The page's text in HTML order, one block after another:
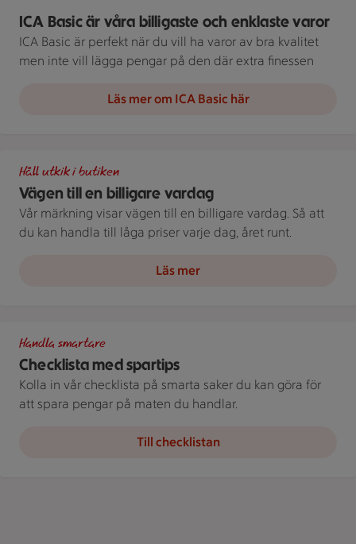
ICA Basic är våra billigaste och enklaste varor
ICA Basic är perfekt när du vill ha varor av bra kvalitet
men inte vill lägga pengar på den där extra finessen
Läs mer om ICA Basic här
Vägen till en billigare vardag
Håll utkik i butiken
Vår märkning visar vägen till en billigare vardag. Så att
du kan handla till låga priser varje dag, året runt.
Läs mer
Checklista med spartips
Handla smartare
Kolla in vår checklista på smarta saker du kan göra för
att spara pengar på maten du handlar.
Till checklistan